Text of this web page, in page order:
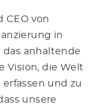
CEO von
in
anhaltende
Vision, die Welt
und zu
unsere